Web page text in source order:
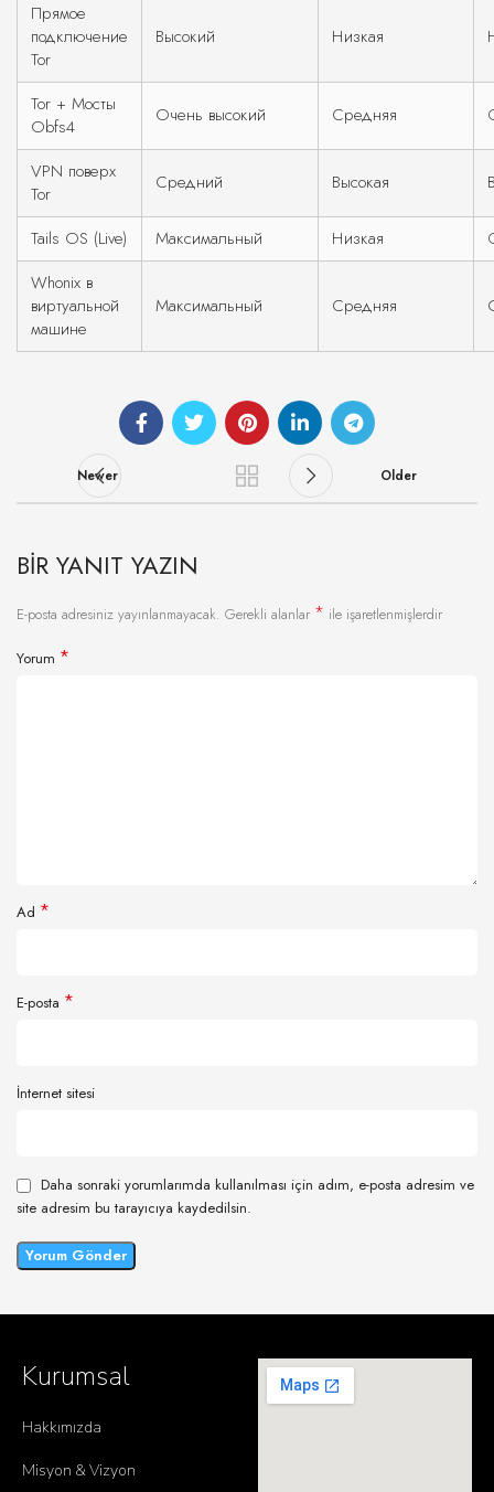
Прямое
подключение
Tor
Высокий Низкая
Tor + Мосты
Obfs4
Очень высокий Средняя
VPN поверх
Tor
Средний Высокая
Tails OS (Live) Максимальный Низкая
Whonix в
виртуальной
машине
Максимальный Средняя
Newer Older
BIR YANIT YAZIN
E-posta adresiniz yayınlanmayacak. Gerekli alanlar * ile işaretlenmişlerdir
Yorum *
Ad *
E-posta *
İnternet sitesi
Daha sonraki yorumlarımda kullanılması için adım, e-posta adresim ve
site adresim bu tarayıcıya kaydedilsin.
Kurumsal
Hakkımızda
Misyon & Vizyon